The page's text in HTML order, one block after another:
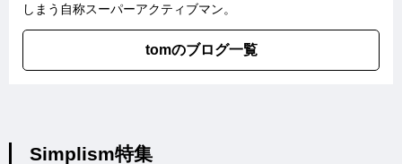
しまう自称スーパーアクティブマン。
tomのブログ一覧
Simplism特集